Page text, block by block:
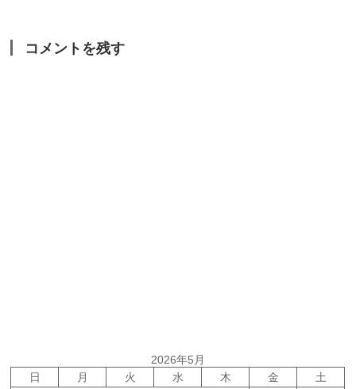
コメントを残す
2026年5月
日
月 火 水 木 金
土